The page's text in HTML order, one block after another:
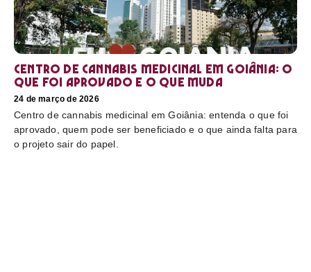
Centro de cannabis medicinal em Goiânia: o
que foi aprovado e o que muda
24 de março de 2026
Centro de cannabis medicinal em Goiânia: entenda o que foi
aprovado, quem pode ser beneficiado e o que ainda falta para
o projeto sair do papel.